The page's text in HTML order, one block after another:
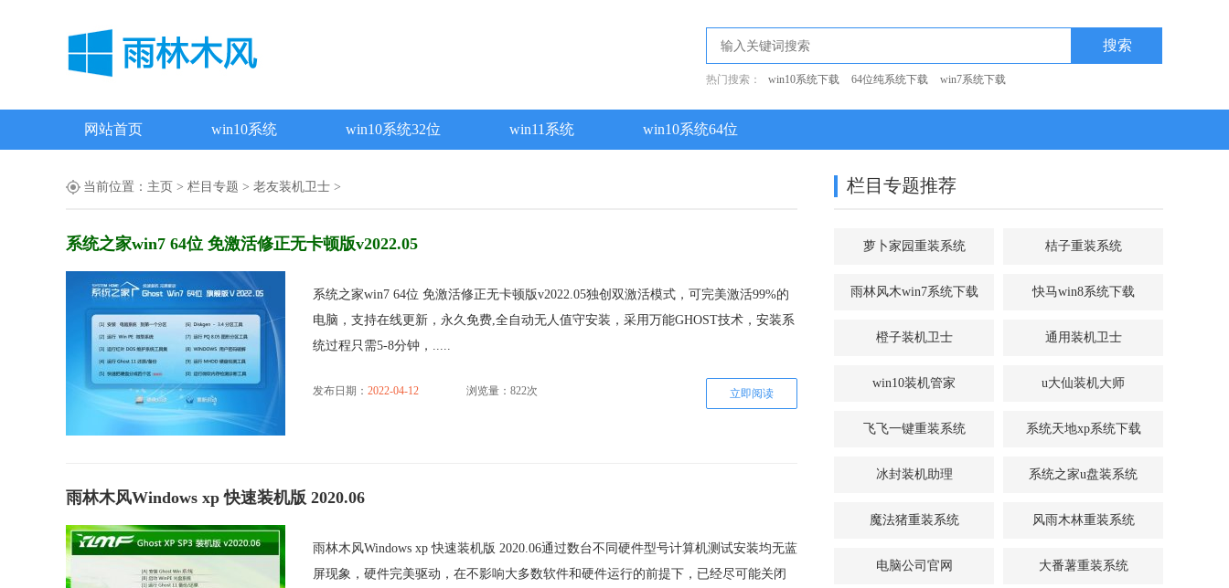
热门搜索： win10系统下载 64位纯系统下载 win7系统下载
网站首页 win10系统 win10系统32位 win11系统 win10系统64位
当前位置： 主页 > 栏目专题 > 老友装机卫士 >
系统之家win7 64位 免激活修正无卡顿版v2022.05
系统之家win7 64位 免激活修正无卡顿版v2022.05独创双激活模式，可完美激活99%的
电脑，支持在线更新，永久免费,全自动无人值守安装，采用万能GHOST技术，安装系
统过程只需5-8分钟，.....
发布日期： 2022-04-12 浏览量：822次 立即阅读
雨林木风Windows xp 快速装机版 2020.06
雨林木风Windows xp 快速装机版 2020.06通过数台不同硬件型号计算机测试安装均无蓝
屏现象，硬件完美驱动，在不影响大多数软件和硬件运行的前提下，已经尽可能关闭
栏目专题推荐
萝卜家园重装系统 桔子重装系统
雨林风木win7系统下载 快马win8系统下载
橙子装机卫士 通用装机卫士
win10装机管家 u大仙装机大师
飞飞一键重装系统 系统天地xp系统下载
冰封装机助理 系统之家u盘装系统
魔法猪重装系统 风雨木林重装系统
电脑公司官网 大番薯重装系统